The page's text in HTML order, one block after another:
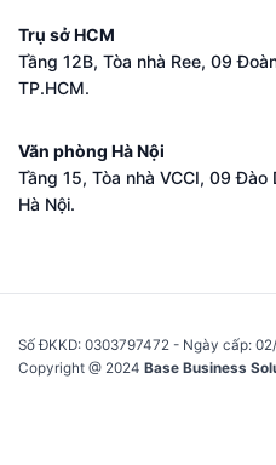
Trụ sở HCM
Tầng 12B, Tòa nhà Ree, 09
TP.HCM.
Văn phòng Hà Nội
Tầng 15, Tòa nhà VCCI, 09 Đào
Hà Nội.
Số ĐKKD: 0​3​0​3​7​9​7​4​7​2 - Ngày cấp:
Copyright @ 2024 Base Business